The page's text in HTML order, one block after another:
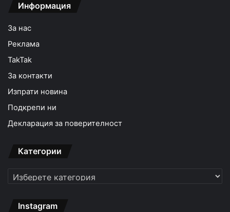
Информация
За нас
Реклама
TakTak
За контакти
Изпрати новина
Подкрепи ни
Декларация за поверителност
Категории
Категории
Instagram